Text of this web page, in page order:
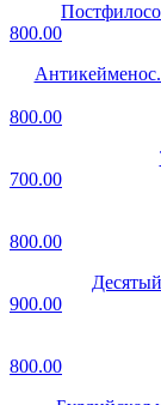
800.00
800.00
700.00
800.00
900.00
800.00